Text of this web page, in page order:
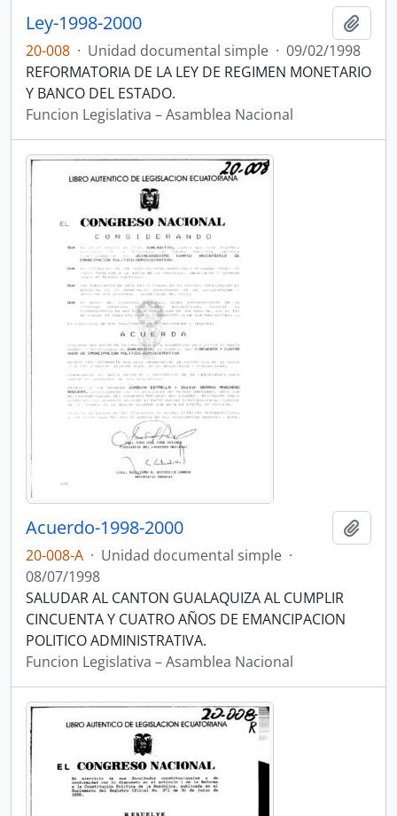
Ley-1998-2000
20-008 · Unidad documental simple · 09/02/1998
REFORMATORIA DE LA LEY DE REGIMEN MONETARIO
Y BANCO DEL ESTADO.
Funcion Legislativa – Asamblea Nacional
Acuerdo-1998-2000
20-008-A · Unidad documental simple ·
08/07/1998
SALUDAR AL CANTON GUALAQUIZA AL CUMPLIR
CINCUENTA Y CUATRO AÑOS DE EMANCIPACION
POLITICO ADMINISTRATIVA.
Funcion Legislativa – Asamblea Nacional